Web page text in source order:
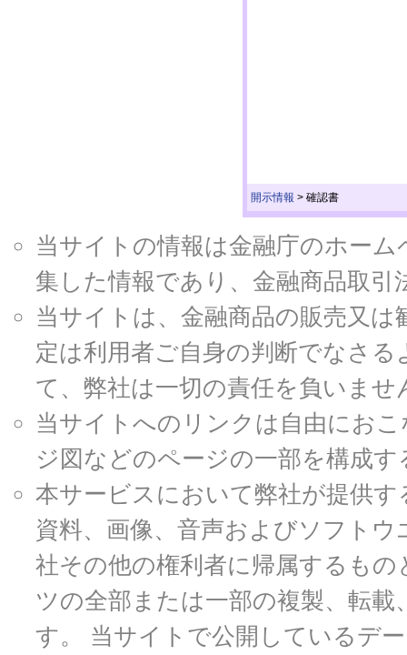
開示情報 > 確認書
当サイトの情報は金融庁のホー
集した情報であり、金融商品取
当サイトは、金融商品の販売又
定は利用者ご自身の判断でなさ
て、弊社は一切の責任を負いませ
当サイトへのリンクは自由にお
ジ図などのページの一部を構成
本サービスにおいて弊社が提供
資料、画像、音声およびソフト
社その他の権利者に帰属するも
ツの全部または一部の複製、転
す。 当サイトで公開しているデ